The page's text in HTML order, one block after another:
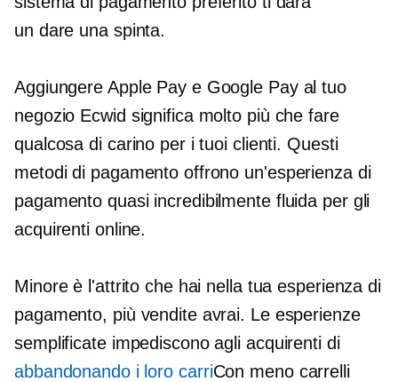
un dare una spinta.
Aggiungere Apple Pay e Google Pay al tuo
negozio Ecwid significa molto più che fare
qualcosa di carino per i tuoi clienti. Questi
metodi di pagamento offrono un'esperienza di
pagamento quasi incredibilmente fluida per gli
acquirenti online.
Minore è l'attrito che hai nella tua esperienza di
pagamento, più vendite avrai. Le esperienze
semplificate impediscono agli acquirenti di
abbandonando i loro carriCon meno carrelli